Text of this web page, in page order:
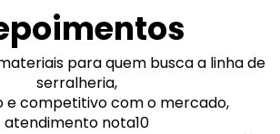
para quem busca a linha de
serralheria,
e competitivo com o mercado,
atendimento nota10